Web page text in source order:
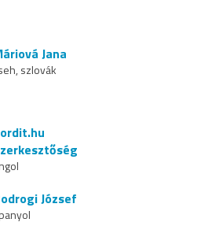
Jana
szlovák
József